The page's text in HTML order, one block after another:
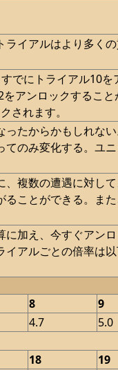
イアルはより多く
でにトライアル10を
アンロックするこ
されます。
たからかもしれな
のみ変化する。ユ
複数の遭遇に対し
ことができる。ま
加え、今すぐアン
アルごとの倍率は
8 9
4.7 5.0
18 19